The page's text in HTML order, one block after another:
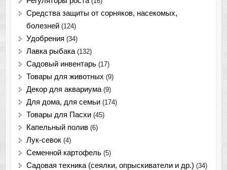
Средства защиты от сорняков, насекомых,
болезней (124)
Удобрения (34)
Лавка рыбака (132)
Садовый инвентарь (17)
Товары для животных (9)
Декор для аквариума (9)
Для дома, для семьи (174)
Товары для Пасхи (45)
Капельный полив (6)
Лук-севок (4)
Семенной картофель (5)
Садовая техника (сеялки, опрыскиватели и др.) (34)